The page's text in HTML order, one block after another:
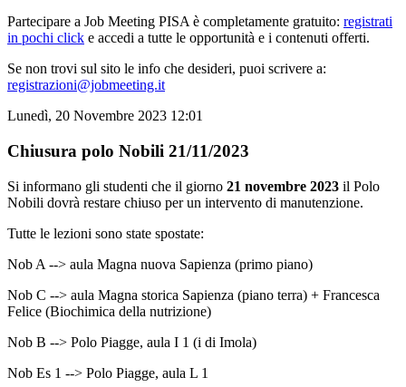
Partecipare a Job Meeting PISA è completamente gratuito: registrati
in pochi click e accedi a tutte le opportunità e i contenuti offerti.
Se non trovi sul sito le info che desideri, puoi scrivere a:
registrazioni@jobmeeting.it
Lunedì, 20 Novembre 2023 12:01
Chiusura polo Nobili 21/11/2023
Si informano gli studenti che il giorno 21 novembre 2023 il Polo
Nobili dovrà restare chiuso per un intervento di manutenzione.
Tutte le lezioni sono state spostate:
Nob A --> aula Magna nuova Sapienza (primo piano)
Nob C --> aula Magna storica Sapienza (piano terra) + Francesca
Felice (Biochimica della nutrizione)
Nob B --> Polo Piagge, aula I 1 (i di Imola)
Nob Es 1 --> Polo Piagge, aula L 1